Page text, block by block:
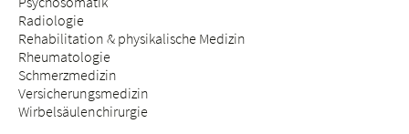
Radiologie
Rehabilitation & physikalische Medizin
Rheumatologie
Schmerzmedizin
Versicherungsmedizin
Wirbelsäulenchirurgie